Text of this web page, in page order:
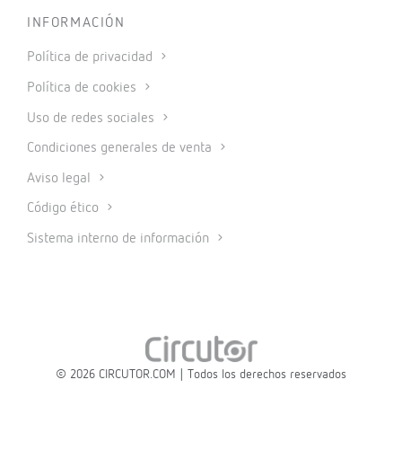
INFORMACIÓN
Política de privacidad
Política de cookies
Uso de redes sociales
Condiciones generales de venta
Aviso legal
Código ético
Sistema interno de información
© 2026 CIRCUTOR.COM | Todos los derechos reservados